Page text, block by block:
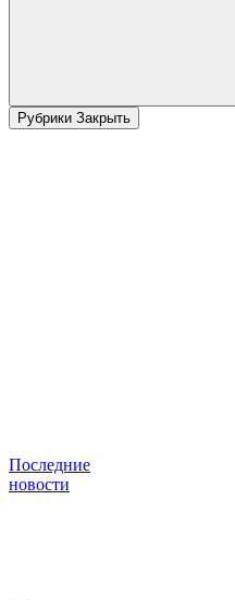
Рубрики Закрыть
Последние
новости